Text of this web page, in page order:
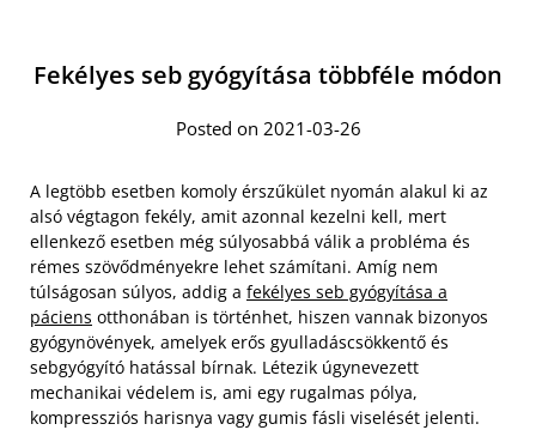
Fekélyes seb gyógyítása többféle módon
Posted on 2021-03-26
A legtöbb esetben komoly érszűkület nyomán alakul ki az
alsó végtagon fekély, amit azonnal kezelni kell, mert
ellenkező esetben még súlyosabbá válik a probléma és
rémes szövődményekre lehet számítani. Amíg nem
túlságosan súlyos, addig a fekélyes seb gyógyítása a
páciens otthonában is történhet, hiszen vannak bizonyos
gyógynövények, amelyek erős gyulladáscsökkentő és
sebgyógyító hatással bírnak. Létezik úgynevezett
mechanikai védelem is, ami egy rugalmas pólya,
kompressziós harisnya vagy gumis fásli viselését jelenti.